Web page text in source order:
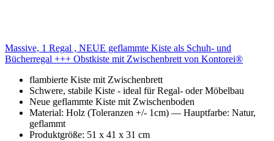
Massive, 1 Regal , NEUE geflammte Kiste als Schuh- und
Bücherregal +++ Obstkiste mit Zwischenbrett von Kontorei®
flambierte Kiste mit Zwischenbrett
Schwere, stabile Kiste - ideal für Regal- oder Möbelbau
Neue geflammte Kiste mit Zwischenboden
Material: Holz (Toleranzen +/- 1cm) — Hauptfarbe: Natur,
geflammt
Produktgröße: 51 x 41 x 31 cm